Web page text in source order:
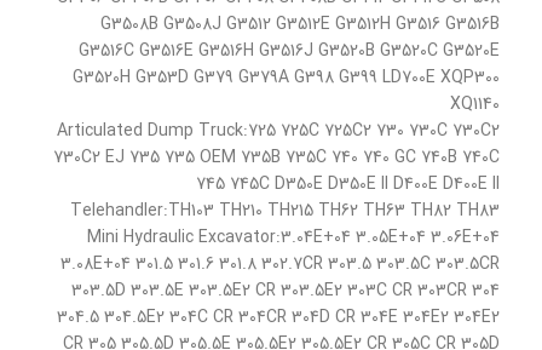
G3508B G3508J G3512 G3512E G3512H G3516 G3516B
G3516C G3516E G3516H G3516J G3520B G3520C G3520E
G3520H G353D G379 G379A G398 G399 LD700E XQP300
XQ1140
Articulated Dump Truck:725 725C 725C2 730 730C 730C2
730C2 EJ 735 735 OEM 735B 735C 740 740 GC 740B 740C
745 745C D350E D350E II D400E D400E II
Telehandler:TH103 TH210 TH215 TH62 TH63 TH82 TH83
Mini Hydraulic Excavator:3.04E+04 3.05E+04 3.06E+04
3.08E+04 301.5 301.6 301.8 302.7CR 303.5 303.5C 303.5CR
303.5D 303.5E 303.5E2 CR 303.5E2 303C CR 303CR 304
304.5 304.5E2 304C CR 304CR 304D CR 304E 304E2 304E2
CR 305 305.5D 305.5E 305.5E2 305.5E2 CR 305C CR 305D